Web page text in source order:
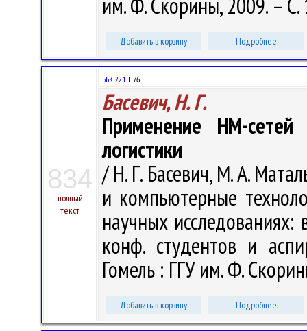
Добавить в корзину Подробнее
834
полный
текст
ББК 22.1 H76
Басевич, Н. Г.
Применение HM-
логистики
/ Н. Г. Басевич, М. А.
и компьютерные
научных
конф. студентов и
Гомель : ГГУ им. Ф.
Добавить в корзину Подробнее